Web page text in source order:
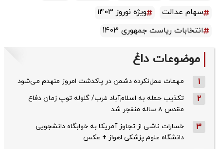
سهام عدالت
ویژه نوروز 1403
انتخابات ریاست جمهوری 1403
موضوعات داغ
1 مهمات عمل‌نکرده دشمن در پاکدشت امروز منهدم می‌شود
2
تکذیب حمله به اسلام‌آباد غرب/ گلوله توپ زمان دفاع
مقدس ۸ ساله منفجر شد
3
خسارات ناشی از تجاوز آمریکا به خوابگاه دانشجویی
دانشگاه علوم پزشکی اهواز + عکس